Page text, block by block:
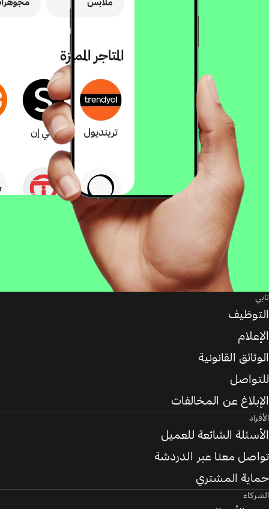
تابي
التوظيف
الإعلام
الوثائق القانونية
للتواصل
الإبلاغ عن المخالفات
الأفراد
الأسئلة الشائعة للعميل
تواصل معنا عبر الدردشة
حماية المشتري
الشركاء